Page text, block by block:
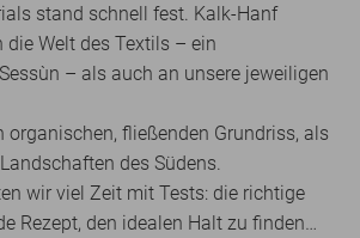
stand schnell fest. Kalk-Hanf
Welt des Textils – ein
– als auch an unsere jeweiligen
organischen, fließenden Grundriss, als
des Südens.
wir viel Zeit mit Tests: die richtige
Rezept, den idealen Halt zu finden…